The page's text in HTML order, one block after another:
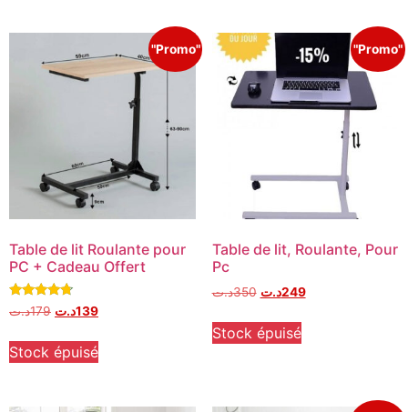
"Promo"
Table de lit Roulante pour
PC + Cadeau Offert
Note
4.50
179د.ت 139د.ت
Stock épuisé
"Promo"
Table de lit, Roulante, Pour
Pc
350د.ت 249د.ت
Stock épuisé